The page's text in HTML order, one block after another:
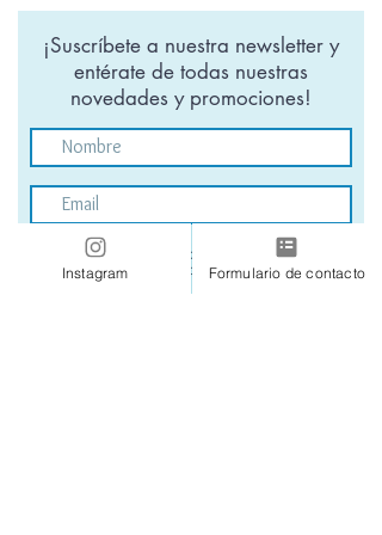
¡Suscríbete a nuestra newsletter y
entérate de todas nuestras
novedades y promociones!
Acepto suscribirme a la newsletter y
recibir promociones
Instagram Formulario de contacto